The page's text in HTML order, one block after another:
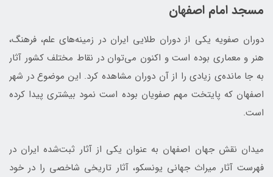
مسجد امام اصفهان
دوران صفویه یکی از دوران طلایی ایران در زمینه‌های علم، فرهنگ،
هنر و معماری بوده است و اکنون می‌توان در نقاط مختلف کشور آثار
به جا مانده‌ی زیادی را از آن دوران مشاهده کرد. این موضوع در شهر
اصفهان که پایتخت مهم صفویان بوده است نمود بیشتری پیدا کرده
است.
میدان نقش جهان اصفهان به عنوان یکی از آثار ثبت‌شده ایران در
فهرست آثار میراث جهانی یونسکو، آثار تاریخی شاخصی را در خود